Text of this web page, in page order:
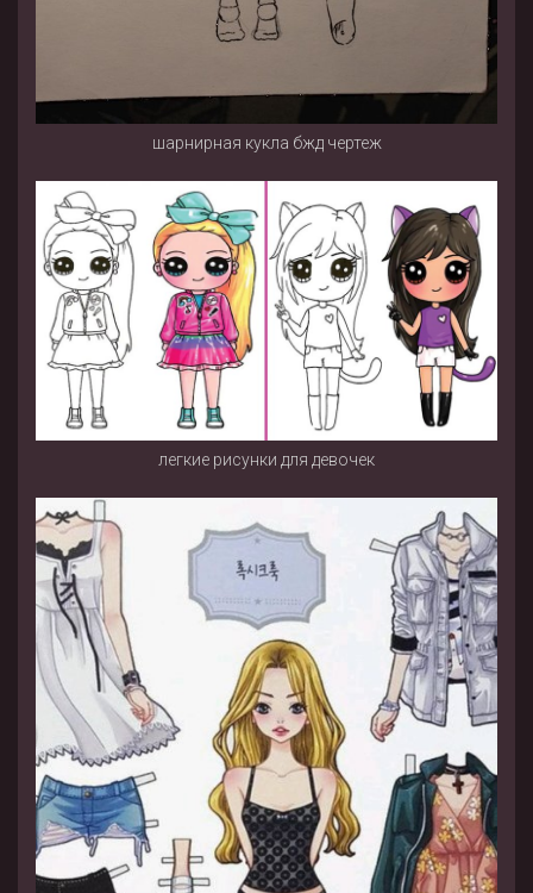
шарнирная кукла бжд чертеж
легкие рисунки для девочек